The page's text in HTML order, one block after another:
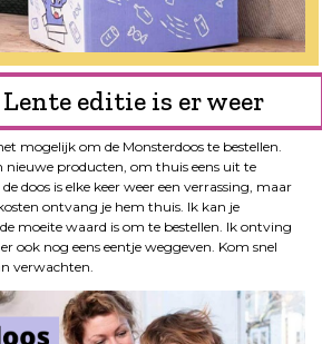
editie is er weer
mogelijk om de Monsterdoos te bestellen.
nieuwe producten, om thuis eens uit te
doos is elke keer weer een verrassing, maar
ontvang je hem thuis. Ik kan je
moeite waard is om te bestellen. Ik ontving
ook nog eens eentje weggeven. Kom snel
verwachten.